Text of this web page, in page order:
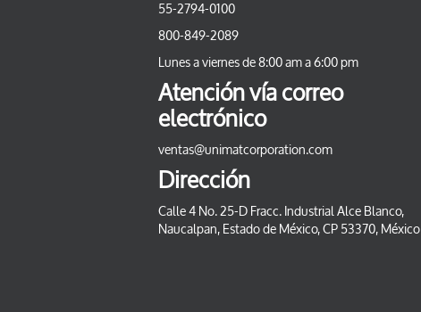
55-2794-0100
800-849-2089
Lunes a viernes de 8:00 am a 6:00 pm
Atención vía correo
electrónico
ventas@unimatcorporation.com
Dirección
Calle 4 No. 25-D Fracc. Industrial Alce Blanco,
Naucalpan, Estado de México, CP 53370, México